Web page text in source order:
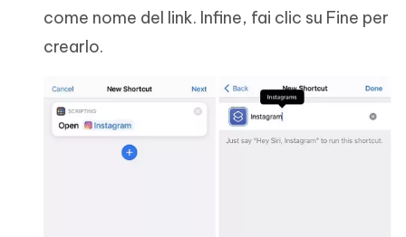
come nome del link. Infine, fai clic su Fine per
crearlo.